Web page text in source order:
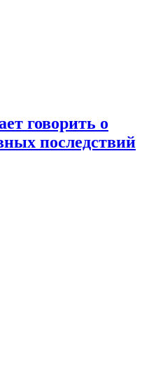
говорить о
последствий